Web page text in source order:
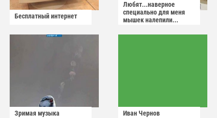
Бесплатный интернет
Любят...наверное
специально для меня
мышек налепили...
Зримая музыка Иван Чернов